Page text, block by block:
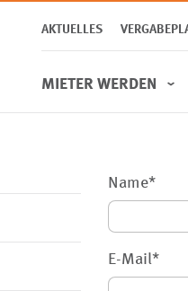
AKTUELLES
MIETER WERDEN
Name*
E-Mail*